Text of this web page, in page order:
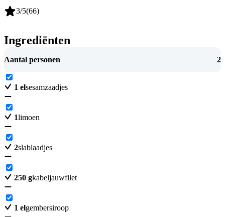
3/5(66)
Ingrediënten
Aantal personen 2
1 elsesamzaadjes
1limoen
2slablaadjes
250 gkabeljauwfilet
1 elgembersiroop